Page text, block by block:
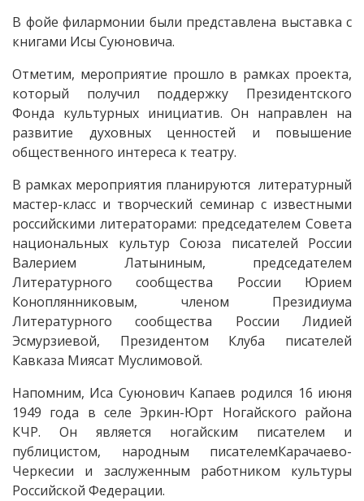
В фойе филармонии были представлена выставка с
книгами Исы Суюновича.
Отметим, мероприятие прошло в рамках проекта,
который получил поддержку Президентского
Фонда культурных инициатив. Он направлен на
развитие духовных ценностей и повышение
общественного интереса к театру.
В рамках мероприятия планируются литературный
мастер-класс и творческий семинар с известными
российскими литераторами: председателем Совета
национальных культур Союза писателей России
Валерием Латыниным, председателем
Литературного сообщества России Юрием
Коноплянниковым, членом Президиума
Литературного сообщества России Лидией
Эсмурзиевой, Президентом Клуба писателей
Кавказа Миясат Муслимовой.
Напомним, Иса Суюнович Капаев родился 16 июня
1949 года в селе Эркин-Юрт Ногайского района
КЧР. Он является ногайским писателем и
публицистом, народным писателемКарачаево-
Черкесии и заслуженным работником культуры
Российской Федерации.